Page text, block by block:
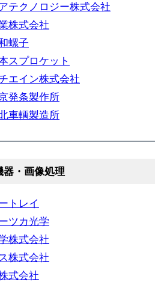
テクノロジー株式会社
株式会社
螺子
スプロケット
エイン株式会社
発条製作所
車輌製造所
器・画像処理
トレイ
ツカ光学
株式会社
株式会社
式会社